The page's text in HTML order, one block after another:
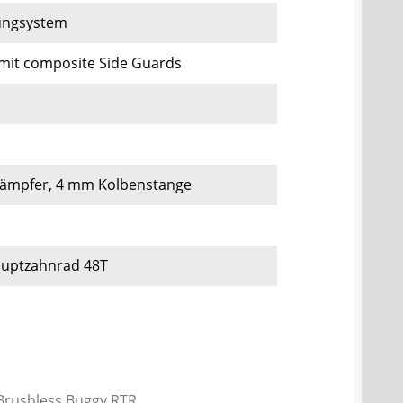
composite Side Guards
4 mm Kolbenstange
48T